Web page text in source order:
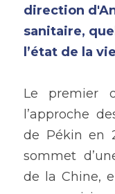
direction d'
sanitaire,
l’état de la
Le premier
l’approche
de Pékin en
sommet
de la Chine,